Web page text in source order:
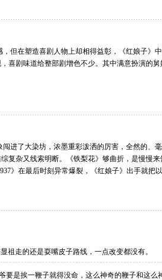
在塑造喜剧人物上却相得益彰，《红娘子》
喜剧味道给整部剧增色不少。其中满意扮演的舅
了大染坊，浓墨重彩泼洒的厉害，全然的、
复杂又线索明断。《铁梨花》够曲折，是慢慢
》在最后时刻异常爆裂，《红娘子》出手就把
祖走的还是耍嘴皮子路线，一点改变都没有。
要是挨一鞭子就得没命，这么神奇的鞭子和这么